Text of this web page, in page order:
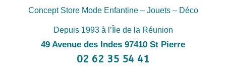
Concept Store Mode Enfantine – Jouets – Déco
Depuis 1993 à l’Île de la Réunion
49 Avenue des Indes 97410 St Pierre
02 62 35 54 41